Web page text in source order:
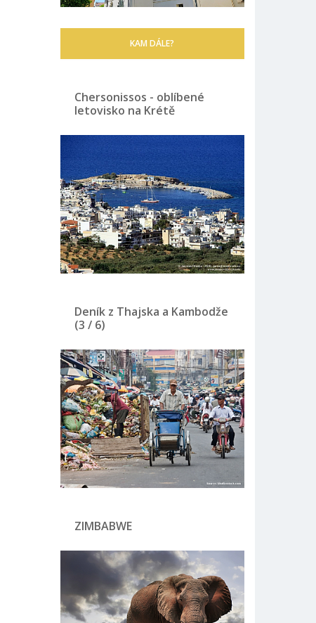
KAM DÁLE?
Chersonissos - oblíbené
letovisko na Krétě
Deník z Thajska a Kambodže
(3 / 6)
ZIMBABWE